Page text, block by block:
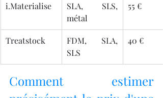
i.Materialise
SLA, SLS,
métal
55 €
Treatstock
FDM, SLA,
SLS
40 €
Comment estimer